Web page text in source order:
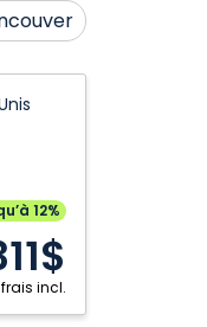
12%
incl.